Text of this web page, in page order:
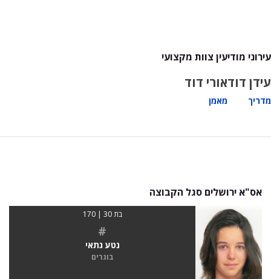
עירוני מודיעין צוות מקצועי
עידן דוד
מדריך
אורי דוד
מאמן
אס"א ירושלים סגל הקבוצה
בת 30 | 170
#
נטע גתאי
בוגרים